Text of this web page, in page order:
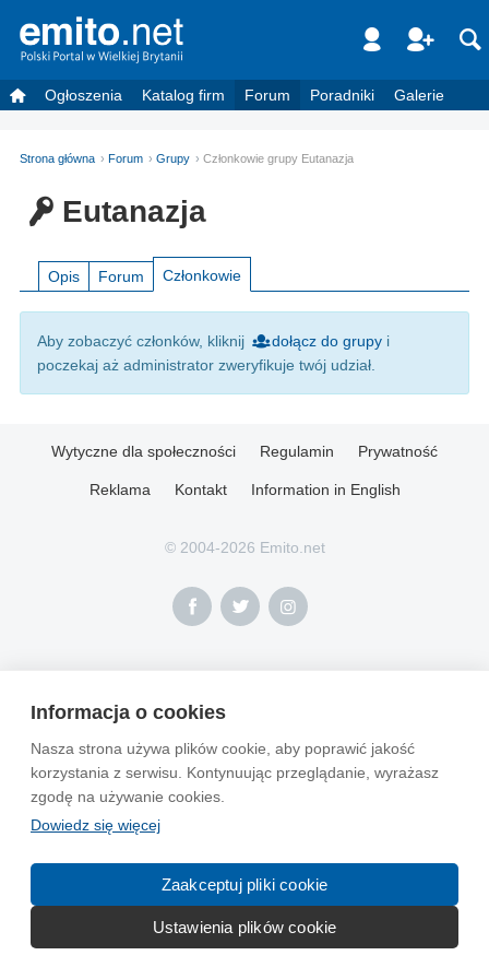
Informacja o cookies
Nasza strona używa plików cookie, aby poprawić jakość
korzystania z serwisu. Kontynuując przeglądanie, wyrażasz
zgodę na używanie cookies.
Dowiedz się więcej
Zaakceptuj pliki cookie
Ustawienia plików cookie
Ogłoszenia Katalog firm Forum Poradniki Galerie
Strona główna Forum Grupy Członkowie grupy Eutanazja
Eutanazja
Opis Forum Członkowie
Aby zobaczyć członków, kliknij dołącz do grupyi
poczekaj aż administrator zweryfikuje twój udział.
Wytyczne dla społeczności Regulamin Prywatność
Reklama Kontakt Information in English
© 2004-2026 Emito.net